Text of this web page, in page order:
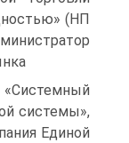
(НП
системы»,
Единой